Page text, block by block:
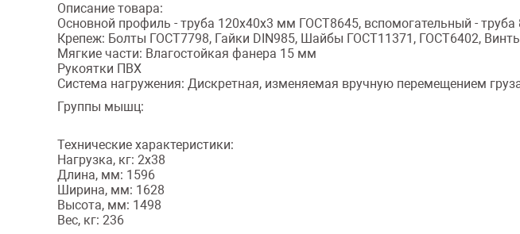
Описание товара:
Основной профиль - труба 120х40х3 мм ГОСТ8645, вспомогательный -
Крепеж: Болты ГОСТ7798, Гайки DIN985, Шайбы ГОСТ11371, ГОСТ6402,
Мягкие части: Влагостойкая фанера 15 мм
Рукоятки ПВХ
Система нагружения: Дискретная, изменяемая вручную перемещением
Группы мышц:
Технические характеристики:
Нагрузка, кг: 2х38
Длина, мм: 1596
Ширина, мм: 1628
Высота, мм: 1498
Вес, кг: 236